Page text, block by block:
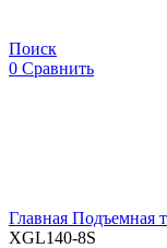
Поиск
0 Сравнить
Главная Подъемная
XGL140-8S